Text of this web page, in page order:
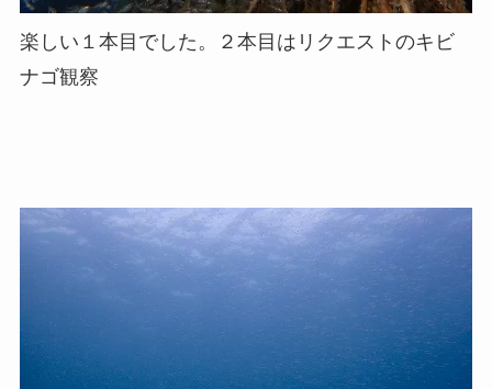
楽しい１本目でした。２本目はリクエストのキビ
ナゴ観察